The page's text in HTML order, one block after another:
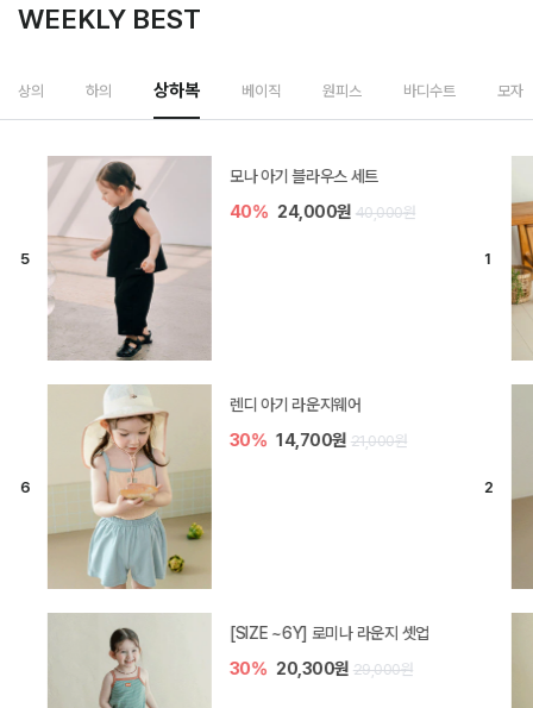
WEEKLY BEST
상의 하의 상하복 베이직 원피스 바디수트 모자
모나 아기 블라우스 세트
40% 24,000원 40,000원
렌디 아기 라운지웨어
30% 14,700원 21,000원
[SIZE ~6Y] 로미나 라운지 셋업
30% 20,300원 29,000원